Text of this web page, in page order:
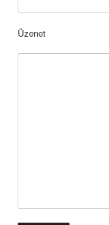
Üzenet